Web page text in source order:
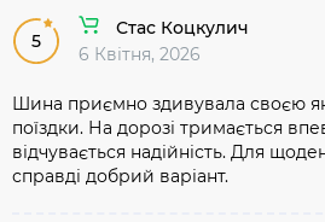
5
Стас Коцкулич
6 Квітня, 2026
Шина приємно здивувала своєю
поїздки. На дорозі тримається
відчувається надійність. Для
справді добрий варіант.